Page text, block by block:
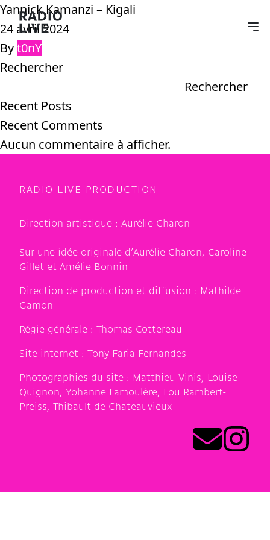
Yannick Kamanzi – Kigali
24 avril 2024
Byt0nY
Rechercher
Rechercher
Recent Posts
Recent Comments
Aucun commentaire à afficher.
RADIO LIVE PRODUCTION
Direction artistique : Aurélie Charon
Sur une idée originale d’Aurélie Charon, Caroline
Gillet et Amélie Bonnin
Direction de production et diffusion : Mathilde
Gamon
Régie générale : Thomas Cottereau
Site internet : Tony Faria-Fernandes
Photographies du site : Matthieu Vinis, Louise
Quignon, Yohanne Lamoulère, Lou Rambert-
Preiss, Thibault de Chateauvieux